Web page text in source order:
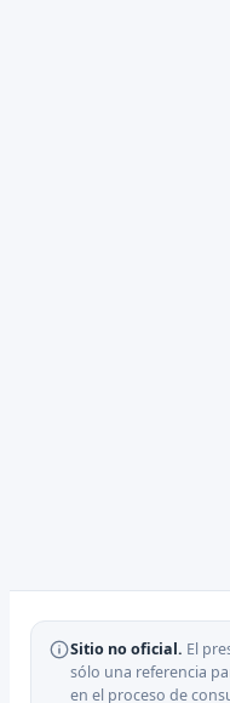
Sitio no oficial. El
sólo una referencia
en el proceso de